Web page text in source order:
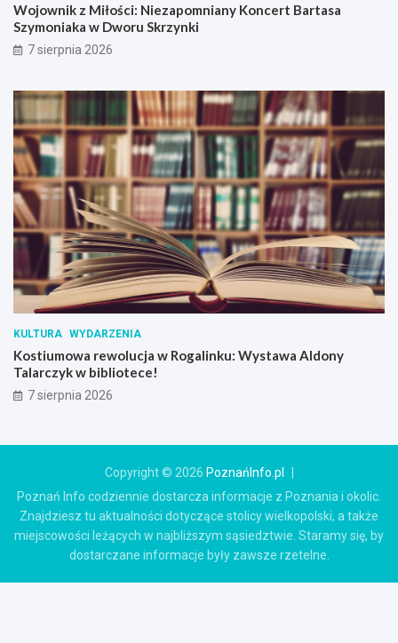
Wojownik z Miłości: Niezapomniany Koncert Bartasa
Szymoniaka w Dworu Skrzynki
7 sierpnia 2026
KULTURA WYDARZENIA
Kostiumowa rewolucja w Rogalinku: Wystawa Aldony
Talarczyk w bibliotece!
7 sierpnia 2026
Copyright © 2026 PoznańInfo.pl
Poznań Info codziennie dostarcza informacje z Poznania i okolic.
Znajdziesz tu aktualności dotyczące stolicy wielkopolski, a także
miejscowości leżących w najbliższym sąsiedztwie. Staramy się, by
dostarczane informacje były zawsze rzetelne.